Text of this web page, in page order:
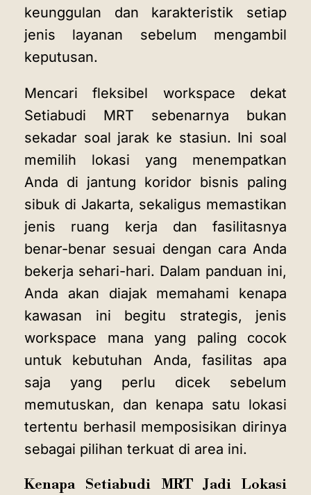
keunggulan dan karakteristik setiap
jenis layanan sebelum mengambil
keputusan.
Mencari fleksibel workspace dekat
Setiabudi MRT sebenarnya bukan
sekadar soal jarak ke stasiun. Ini soal
memilih lokasi yang menempatkan
Anda di jantung koridor bisnis paling
sibuk di Jakarta, sekaligus memastikan
jenis ruang kerja dan fasilitasnya
benar-benar sesuai dengan cara Anda
bekerja sehari-hari. Dalam panduan ini,
Anda akan diajak memahami kenapa
kawasan ini begitu strategis, jenis
workspace mana yang paling cocok
untuk kebutuhan Anda, fasilitas apa
saja yang perlu dicek sebelum
memutuskan, dan kenapa satu lokasi
tertentu berhasil memposisikan dirinya
sebagai pilihan terkuat di area ini.
Kenapa Setiabudi MRT Jadi Lokasi